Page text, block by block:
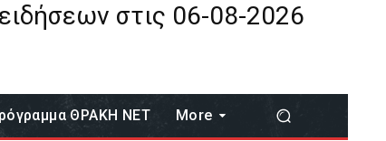
στις 06-08-2026
ΘΡΑΚΗ ΝΕΤ More